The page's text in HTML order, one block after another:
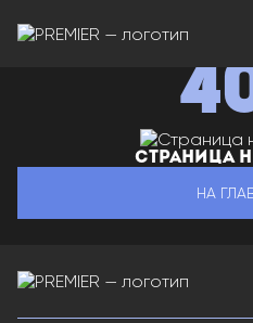
Страница
НА